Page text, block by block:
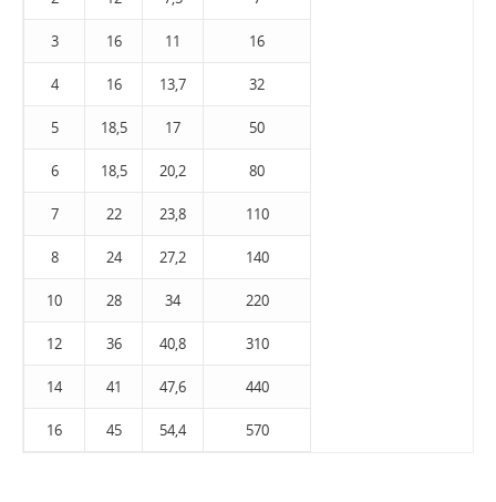
3 16 11 16
4 16 13,7 32
5 18,5 17 50
6 18,5 20,2 80
7 22 23,8 110
8 24 27,2 140
10 28 34 220
12 36 40,8 310
14 41 47,6 440
16 45 54,4 570